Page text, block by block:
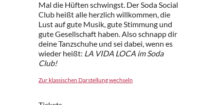
Mal die Hüften schwingst. Der Soda Social
Club heißt alle herzlich willkommen, die
Lust auf gute Musik, gute Stimmung und
gute Gesellschaft haben. Also schnapp dir
deine Tanzschuhe und sei dabei, wenn es
wieder heißt: LA VIDA LOCA im Soda
Club!
Zur klassischen Darstellung wechseln